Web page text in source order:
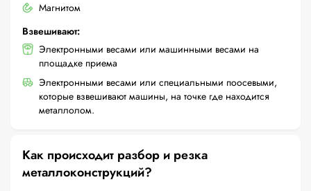
Магнитом
Взвешивают:
Электронными весами или машинными весами на
площадке приема
Электронными весами или специальными поосевыми,
которые взвешивают машины, на точке где находится
металлолом.
Как происходит разбор и резка
металлоконструкций?